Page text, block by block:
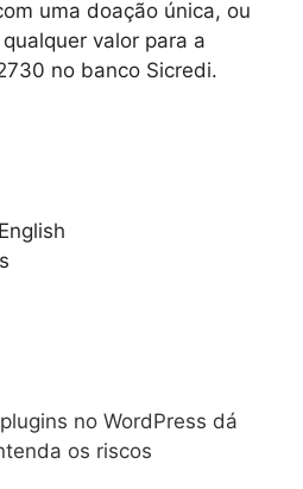
uma doação única, ou
valor para a
no banco Sicredi.
no WordPress dá
os riscos